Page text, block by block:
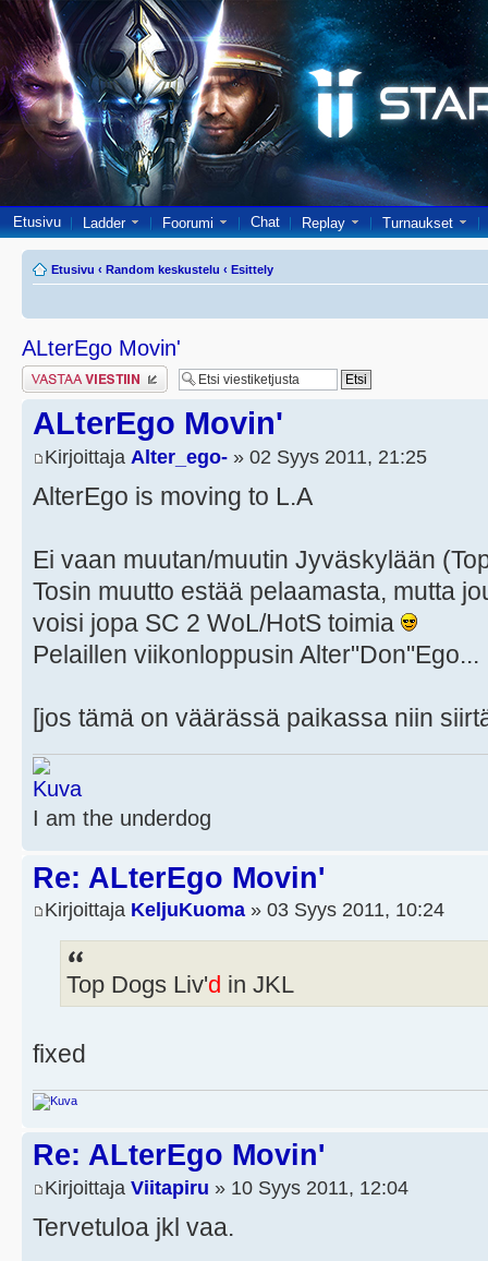
Etusivu Ladder Foorumi Chat Replay Turnaukset
Etusivu ‹ Random keskustelu ‹ Esittely
ALterEgo Movin'
Lähetä vastaus
ALterEgo Movin'
Kirjoittaja Alter_ego- » 02 Syys 2011, 21:25
AlterEgo is moving to L.A
Ei vaan muutan/muutin Jyväskylään
Tosin muutto estää pelaamasta, mutta
voisi jopa SC 2 WoL/HotS toimia
Pelaillen viikonloppusin Alter"Don"Ego...
[jos tämä on väärässä paikassa niin
I am the underdog
Re: ALterEgo Movin'
Kirjoittaja KeljuKuoma » 03 Syys 2011, 10:24
Top Dogs Liv'd in JKL
fixed
Re: ALterEgo Movin'
Kirjoittaja Viitapiru » 10 Syys 2011, 12:04
Tervetuloa jkl vaa.